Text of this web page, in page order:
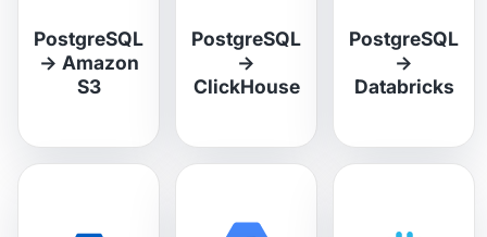
PostgreSQL
→ Amazon
S3
PostgreSQL
→
ClickHouse
PostgreSQL
→
Databricks